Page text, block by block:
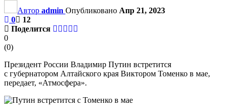
Автор admin Опубликовано Апр 21, 2023
0
12
Поделится
0
(0)
Президент России Владимир Путин встретится
с губернатором Алтайского края Виктором Томенко в мае,
передает, «Атмосфера».